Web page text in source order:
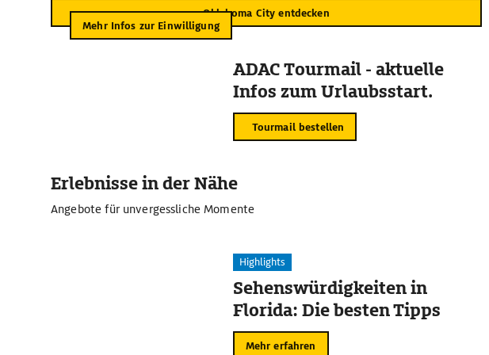
Oklahoma City entdecken
Mehr Infos zur Einwilligung
ADAC Tourmail - aktuelle
Infos zum Urlaubsstart.
Tourmail bestellen
Erlebnisse in der Nähe
Angebote für unvergessliche Momente
Highlights
Sehenswürdigkeiten in
Florida: Die besten Tipps
Mehr erfahren